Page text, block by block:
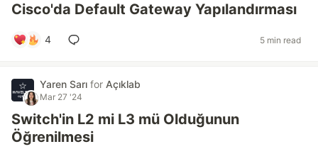
Cisco'da Default Gateway Yapılandırması
4 5 min read
Yaren Sarı for Açıklab
Mar 27 '24
Switch'in L2 mi L3 mü Olduğunun
Öğrenilmesi